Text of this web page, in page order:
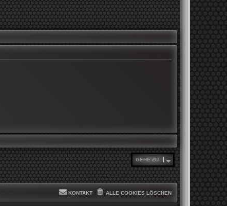
GEHE ZU
ALLE COOKIES LÖSCHEN
KONTAKT